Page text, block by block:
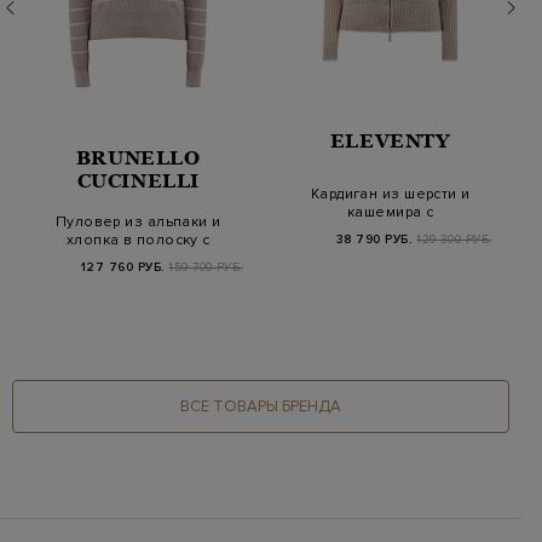
BRUNELLO
CUCINELLI
Пуловер из альпаки и
хлопка в полоску с
декором Мониль
127 760 РУБ. 159 700 РУБ.
ELEVENTY
Кардиган из шерсти и
кашемира с
контрастны…
38 790 РУБ. 129 300 РУБ.
ВСЕ ТОВАРЫ БРЕНДА